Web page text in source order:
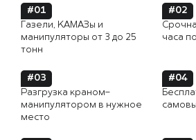
#01
Газели, КАМАЗы и
манипуляторы от 3 до 25
тонн
#02
часа
#03
Разгрузка краном-
манипулятором в нужное
место
#04